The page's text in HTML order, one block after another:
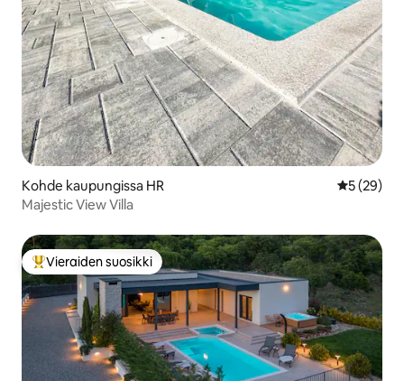
Kohde kaupungissa HR
5 (29)
Majestic View Villa
Vieraiden suosikkien parhaimmistoa
Vieraiden suosikki